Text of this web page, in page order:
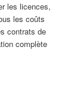
les licences,
les coûts
contrats de
complète